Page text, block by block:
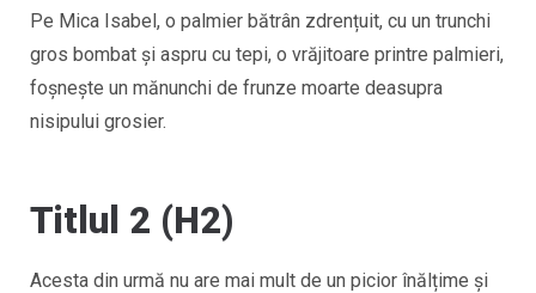
Pe Mica Isabel, o palmier bătrân zdrențuit, cu un trunchi
gros bombat și aspru cu tepi, o vrăjitoare printre palmieri,
foșnește un mănunchi de frunze moarte deasupra
nisipului grosier.
Titlul 2 (H2)
Acesta din urmă nu are mai mult de un picior înălțime și